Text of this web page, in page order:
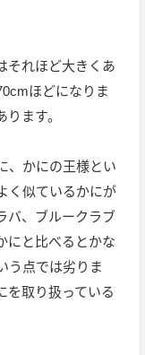
れほど大きくあ
ほどになりま
ます。
かにの王様とい
く似ているかにが
バ、ブルークラブ
にと比べるとかな
う点では劣りま
を取り扱っている